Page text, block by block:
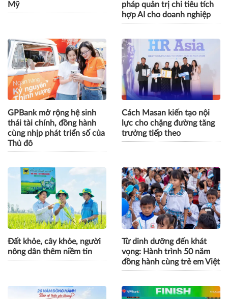
Mỹ
pháp quản trị chi tiêu tích
hợp AI cho doanh nghiệp
GPBank mở rộng hệ sinh
thái tài chính, đồng hành
cùng nhịp phát triển số của
Thủ đô
Cách Masan kiến tạo nội
lực cho chặng đường tăng
trưởng tiếp theo
Đất khỏe, cây khỏe, người
nông dân thêm niềm tin
Từ dinh dưỡng đến khát
vọng: Hành trình 50 năm
đồng hành cùng trẻ em Việt